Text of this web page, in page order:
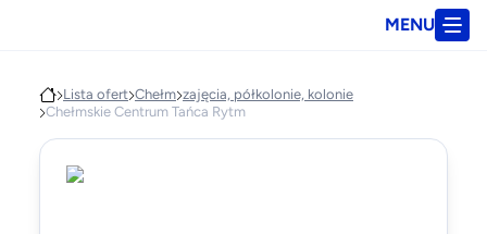
MENU
Lista ofert Chełm zajęcia, półkolonie, kolonie
Chełmskie Centrum Tańca Rytm